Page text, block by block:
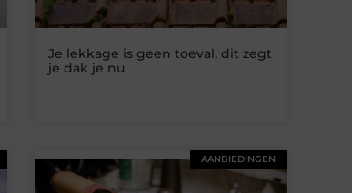
Je lekkage is geen toeval, dit zegt
je dak je nu
AANBIEDINGEN